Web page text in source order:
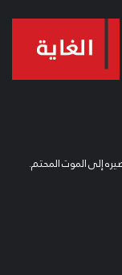
إلى الموت المحتم.